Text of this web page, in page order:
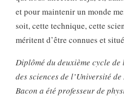
et pour maintenir un monde
soit, cette technique, cette
méritent d’être connues et
Diplômé du deuxième cycle
des sciences de l’Université
Bacon a été professeur de